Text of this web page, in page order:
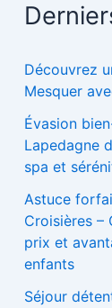
Découvrez
Mesquer
Évasion
Lapedagne
spa et
Astuce
Croisières –
prix et
enfants
Séjour